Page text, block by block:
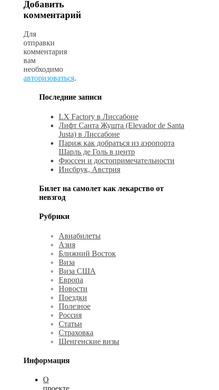
Добавить
комментарий
Для
отправки
комментария
вам
необходимо
авторизоваться.
Последние записи
LX Factory в Лиссабоне
Лифт Санта Жушта (Elevador de Santa
Justa) в Лиссабоне
Париж как добраться из аэропорта
Шарль де Голь в центр
Фюссен и достопримечательности
Инсбрук, Австрия
Билет на самолет как лекарство от
невзгод
Рубрики
Авиабилеты
Азия
Ближний Восток
Виза
Виза США
Европа
Новости
Поездки
Полезное
Россия
Статьи
Страховка
Шенгенские визы
Информация
О
проекте